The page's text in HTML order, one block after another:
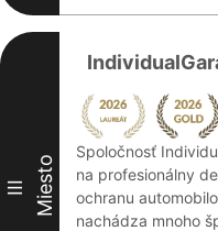
III Miesto
Spoločnosť
na profesionálny
ochranu
nachádza mnoho